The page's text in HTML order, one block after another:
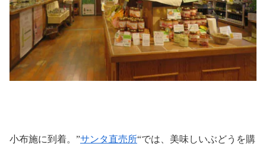
小布施に到着。”サンタ直売所“では、美味しいぶどうを購